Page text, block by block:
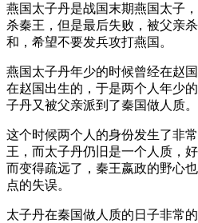
燕国太子丹是战国末期燕国太子
杀秦王，但是最后失败，被父亲
和，希望不要发兵攻打燕国。
燕国太子丹年少的时候曾经在赵
在赵国出生的，于是两个人年少
子丹又被父亲派到了秦国做人质。
这个时候两个人的身份发生了非
王，而太子丹仍旧是一个人质，
而变得疏远了，秦王嬴政的野心
点的失误。
太子丹在秦国做人质的日子非常